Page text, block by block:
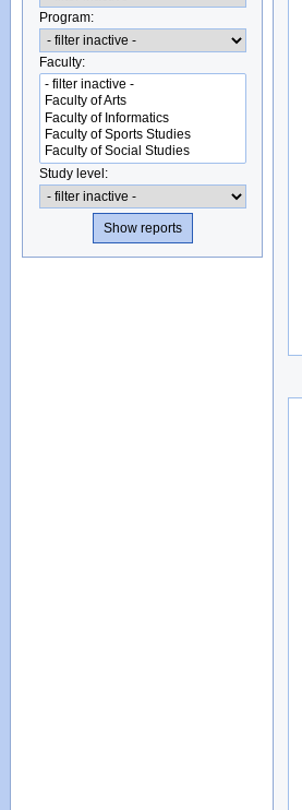
Program:
Faculty:
Study level: